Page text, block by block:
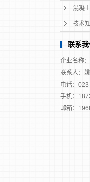
混凝
技术
联系我
企业名称
联系人：
电话：
手机：
邮箱：